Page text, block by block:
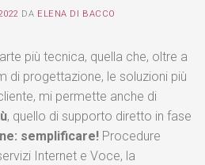
DA ELENA DI BACCO
più tecnica, quella che, oltre a
di progettazione, le soluzioni più
mi permette anche di
, quello di supporto diretto in fase
semplificare! Procedure
Internet e Voce, la